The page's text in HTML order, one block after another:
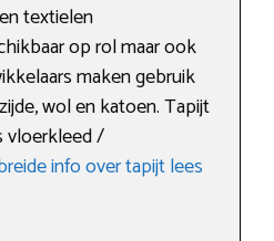
textielen
op rol maar ook
maken gebruik
wol en katoen. Tapijt
vloerkleed /
info over tapijt lees